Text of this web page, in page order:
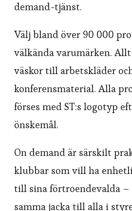
demand-tjänst.
Välj bland över 90 000
välkända varumärken.
väskor till arbetskläder
konferensmaterial. Alla
förses med ST:s logotyp
önskemål.
On demand är särskilt
klubbar som vill ha
till sina förtroendevalda
samma jacka till alla i